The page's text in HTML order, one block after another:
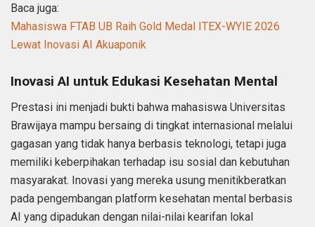
Baca juga:
Mahasiswa FTAB UB Raih Gold Medal ITEX-WYIE 2026
Lewat Inovasi AI Akuaponik
Inovasi AI untuk Edukasi Kesehatan Mental
Prestasi ini menjadi bukti bahwa mahasiswa Universitas
Brawijaya mampu bersaing di tingkat internasional melalui
gagasan yang tidak hanya berbasis teknologi, tetapi juga
memiliki keberpihakan terhadap isu sosial dan kebutuhan
masyarakat. Inovasi yang mereka usung menitikberatkan
pada pengembangan platform kesehatan mental berbasis
AI yang dipadukan dengan nilai-nilai kearifan lokal